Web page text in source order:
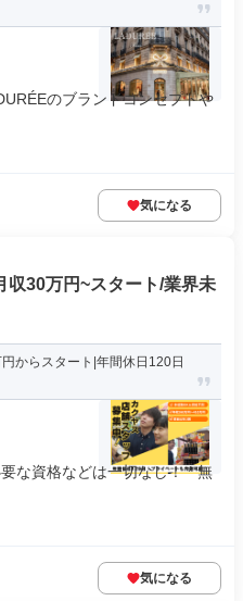
のブランドコンセプトや
気になる
収30万円~スタート/業界未
からスタート|年間休日120日
な資格などは一切なし！ * 無
気になる